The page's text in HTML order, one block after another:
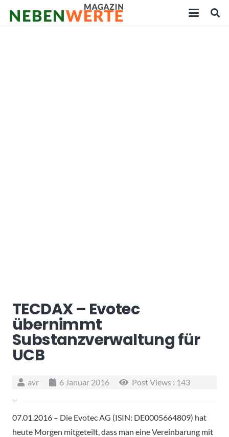
TECDAX – Evotec
übernimmt
Substanzverwaltung für
UCB
avr 6 Januar 2016 Post Views : 143
07.01.2016 – Die Evotec AG (ISIN: DE0005664809) hat
heute Morgen mitgeteilt, dass man eine Vereinbarung mit